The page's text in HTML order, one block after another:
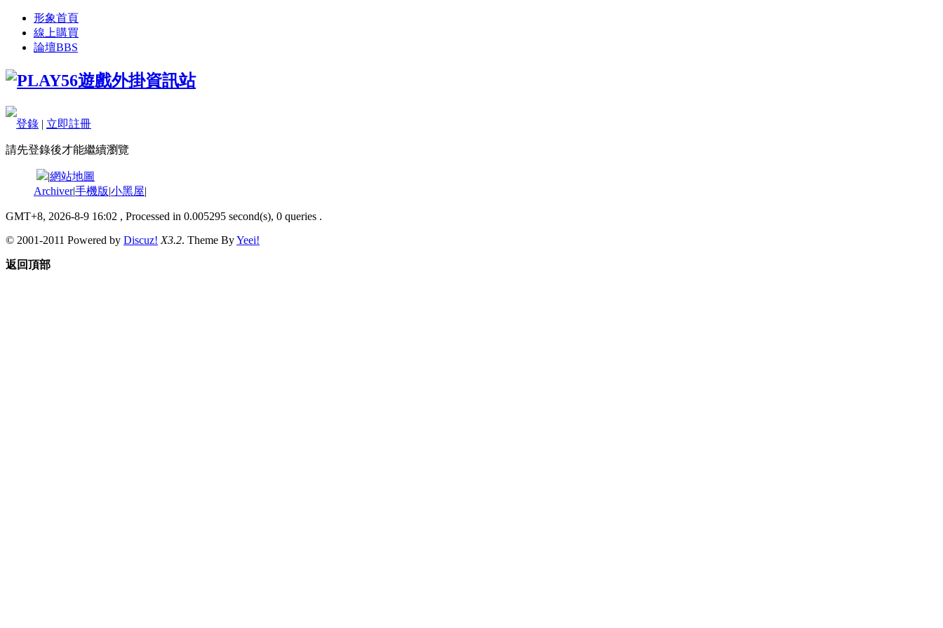
形象首頁
線上購買
論壇BBS
登錄 | 立即註冊
請先登錄後才能繼續瀏覽
|網站地圖
Archiver|手機版|小黑屋|
GMT+8, 2026-8-9 16:02 , Processed in 0.005295 second(s), 0 queries .
© 2001-2011 Powered by Discuz! X3.2. Theme ByYeei!
返回頂部